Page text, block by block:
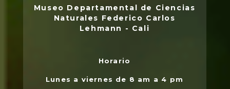
Museo Departamental de Ciencias
Naturales Federico Carlos
Lehmann - Cali
Horario
Lunes a viernes de 8 am a 4 pm